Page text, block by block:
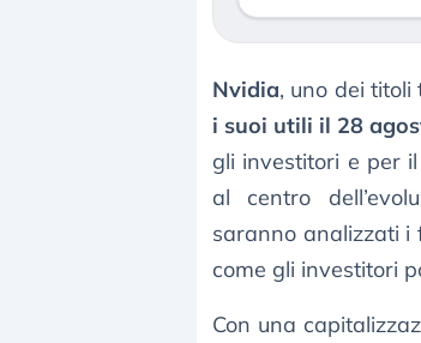
Nvidia, uno dei titoli
i suoi utili il 28
gli investitori e per
al centro
saranno analizzati i
come gli investitori
Con una